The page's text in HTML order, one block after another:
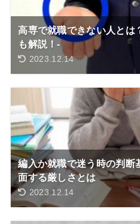
高専で就職できない人とは
も解説！-
2023.12.14
編入か就職で迷う時の判断
面する厳しさとは
2023.12.14